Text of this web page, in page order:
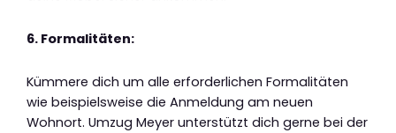
6. Formalitäten:
Kümmere dich um alle erforderlichen Formalitäten
wie beispielsweise die Anmeldung am neuen
Wohnort. Umzug Meyer unterstützt dich gerne bei der